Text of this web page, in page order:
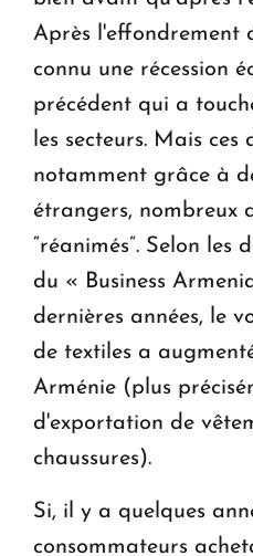
Après l'effondrement
connu une récession
précédent qui a
les secteurs. Mais ces
notamment grâce à
étrangers, nombreux
“réanimés”. Selon les
du « Business
dernières années, le
de textiles a
Arménie (plus
d'exportation de
chaussures).
Si, il y a quelques
consommateurs